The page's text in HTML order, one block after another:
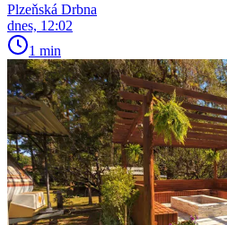
Plzeňská Drbna
dnes, 12:02
1 min